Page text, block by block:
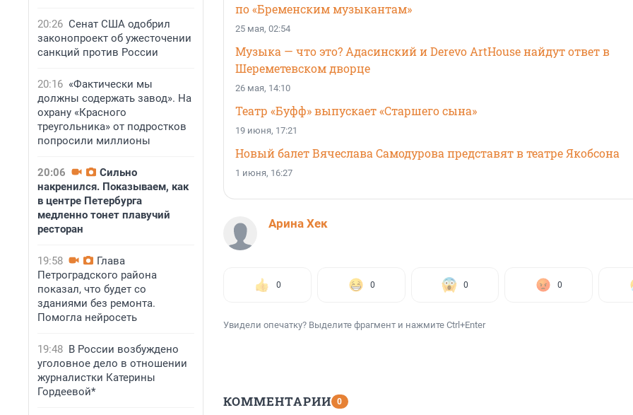
20:26 Сенат США одобрил
законопроект об ужесточении
санкций против России
20:16 «Фактически мы
должны содержать завод». На
охрану «Красного
треугольника» от подростков
попросили миллионы
20:06
Сильно
накренился. Показываем, как
в центре Петербурга
медленно тонет плавучий
ресторан
19:58
Глава
Петроградского района
показал, что будет со
зданиями без ремонта.
Помогла нейросеть
19:48 В России возбуждено
уголовное дело в отношении
журналистки Катерины
Гордеевой*
по «Бременским музыкантам»
25 мая, 02:54
Музыка — что это? Адасинский и Derevo ArtHouse найдут ответ в
Шереметевском дворце
26 мая, 14:10
Театр «Буфф» выпускает «Старшего сына»
19 июня, 17:21
Новый балет Вячеслава Самодурова представят в театре Якобсона
1 июня, 16:27
Арина Хек
0 0 0 0
Увидели опечатку? Выделите фрагмент и нажмите Ctrl+Enter
КОММЕНТАРИИ 0